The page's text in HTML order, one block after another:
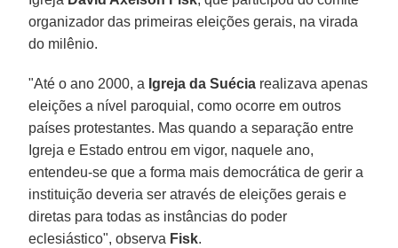
organizador das primeiras eleições gerais, na virada
do milênio.
"Até o ano 2000, a Igreja da Suécia realizava apenas
eleições a nível paroquial, como ocorre em outros
países protestantes. Mas quando a separação entre
Igreja e Estado entrou em vigor, naquele ano,
entendeu-se que a forma mais democrática de gerir a
instituição deveria ser através de eleições gerais e
diretas para todas as instâncias do poder
eclesiástico", observa Fisk.